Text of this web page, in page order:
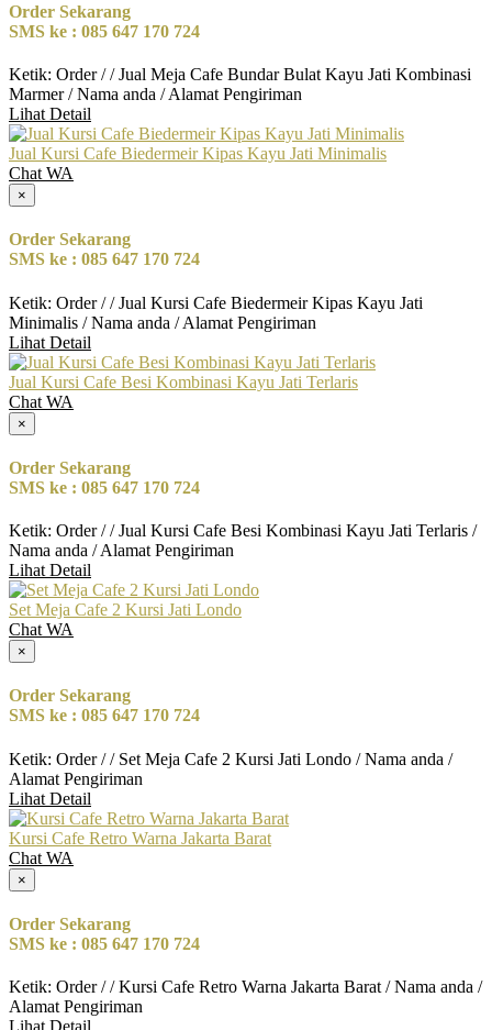
Order Sekarang
SMS ke : 085 647 170 724
Ketik: Order / / Jual Meja Cafe Bundar Bulat Kayu Jati Kombinasi
Marmer / Nama anda / Alamat Pengiriman
Lihat Detail
Jual Kursi Cafe Biedermeir Kipas Kayu Jati Minimalis
Chat WA
×
Order Sekarang
SMS ke : 085 647 170 724
Ketik: Order / / Jual Kursi Cafe Biedermeir Kipas Kayu Jati
Minimalis / Nama anda / Alamat Pengiriman
Lihat Detail
Jual Kursi Cafe Besi Kombinasi Kayu Jati Terlaris
Chat WA
×
Order Sekarang
SMS ke : 085 647 170 724
Ketik: Order / / Jual Kursi Cafe Besi Kombinasi Kayu Jati Terlaris /
Nama anda / Alamat Pengiriman
Lihat Detail
Set Meja Cafe 2 Kursi Jati Londo
Chat WA
×
Order Sekarang
SMS ke : 085 647 170 724
Ketik: Order / / Set Meja Cafe 2 Kursi Jati Londo / Nama anda /
Alamat Pengiriman
Lihat Detail
Kursi Cafe Retro Warna Jakarta Barat
Chat WA
×
Order Sekarang
SMS ke : 085 647 170 724
Ketik: Order / / Kursi Cafe Retro Warna Jakarta Barat / Nama anda /
Alamat Pengiriman